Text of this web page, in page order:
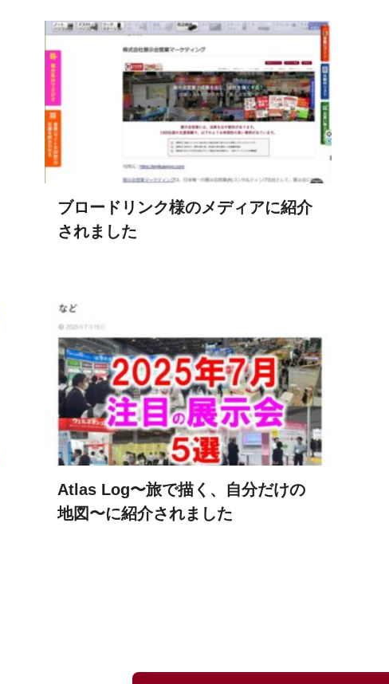
ブロードリンク様のメディアに紹介
されました
Atlas Log〜旅で描く、自分だけの
地図〜に紹介されました